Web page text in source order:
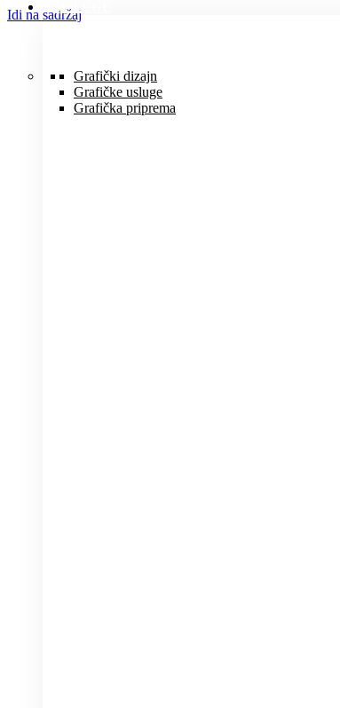
Idi na sadržajUSLUGE
Grafički dizajn
Grafičke usluge
Grafička priprema